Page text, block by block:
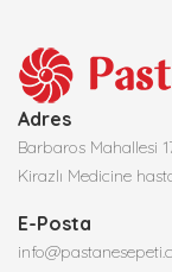
Adres
Barbaros Mahallesi
Kirazlı Medicine
E-Posta